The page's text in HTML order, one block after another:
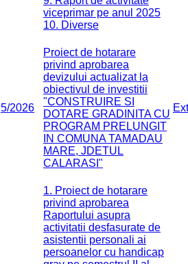
viceprimar pe anul 2025
10. Diverse
5/2026
Proiect de hotarare
privind aprobarea
devizului actualizat la
obiectivul de investitii
"CONSTRUIRE SI
DOTARE GRADINITA CU
PROGRAM PRELUNGIT
IN COMUNA TAMADAU
MARE, JDETUL
CALARASI"
1. Proiect de hotarare
privind aprobarea
Raportului asupra
activitatii desfasurate de
asistentii personali ai
persoanelor cu handicap